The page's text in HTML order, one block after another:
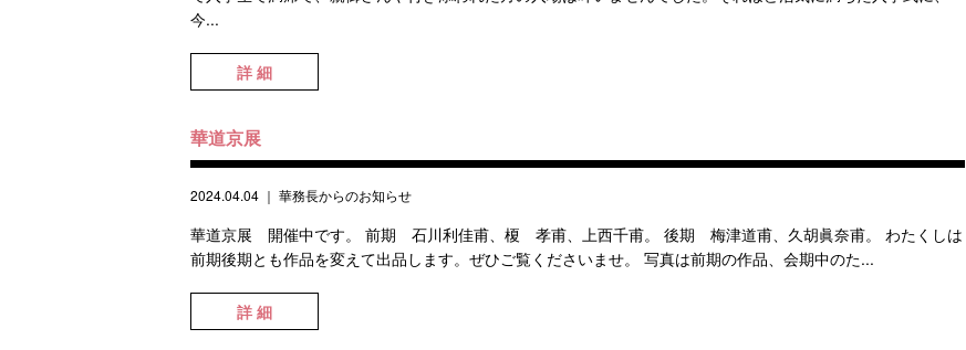
今...
詳 細
華道京展
2024.04.04 ｜ 華務長からのお知らせ
華道京展 開催中です。 前期 石川利佳甫、榎 孝甫、上西千甫。 後期 梅津道甫、久胡眞奈甫。 わたくしは
前期後期とも作品を変えて出品します。ぜひご覧くださいませ。 写真は前期の作品、会期中のた...
詳 細